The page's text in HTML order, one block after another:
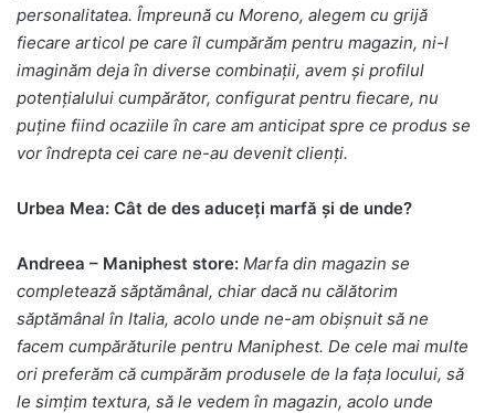
personalitatea. Împreună cu Moreno, alegem cu grijă
fiecare articol pe care îl cumpărăm pentru magazin, ni-l
imaginăm deja în diverse combinații, avem și profilul
potențialului cumpărător, configurat pentru fiecare, nu
puține fiind ocaziile în care am anticipat spre ce produs se
vor îndrepta cei care ne-au devenit clienți.
Urbea Mea: Cât de des aduceți marfă și de unde?
Andreea – Maniphest store: Marfa din magazin se
completează săptămânal, chiar dacă nu călătorim
săptămânal în Italia, acolo unde ne-am obișnuit să ne
facem cumpărăturile pentru Maniphest. De cele mai multe
ori preferăm că cumpărăm produsele de la fața locului, să
le simțim textura, să le vedem în magazin, acolo unde